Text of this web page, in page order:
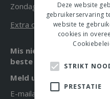
Zondag
Extra openingstijden
Mis niet langer de
beste tuintips!
Meld u nu aan voor onze
E-mailadres: *
Deze website
gebruikerservaring
website te
cookies in
STRIKT
PRESTATIE